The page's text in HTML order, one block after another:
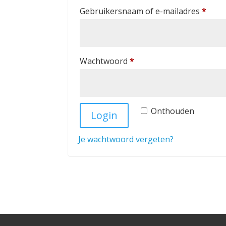
Gebruikersnaam of e-mailadres*
Wachtwoord*Vereist
Onthouden
Login
Je wachtwoord vergeten?